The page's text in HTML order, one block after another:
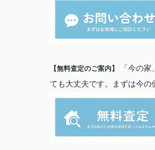
【無料査定のご案内】
「今の
ても大丈夫です。まずは今の